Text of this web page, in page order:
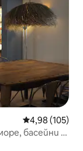
Средна
4,98 (105)
басейни и